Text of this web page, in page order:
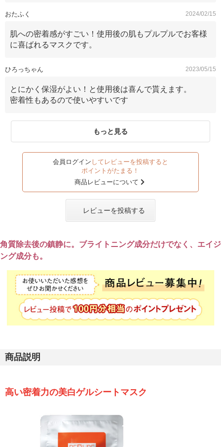
おたふく 2024/02/15
肌への密着感がすごい！使用後の肌もプルプルでお客様
に喜ばれるマスクです。
ひろっちゃん 2023/05/15
とにかく保湿がよい！と使用後は喜んで貰えます。
密着性もあるので使いやすいです
もっと見る
会員ログイン してレビューを投稿すると
ポイントがたまる！
商品レビューについて
レビューを投稿する
角質除去後の鎮静に。ブライトニング成分だけでなく、エイジ
ング成分も。
商品説明
高い密着力の美白ゲルシートマスク